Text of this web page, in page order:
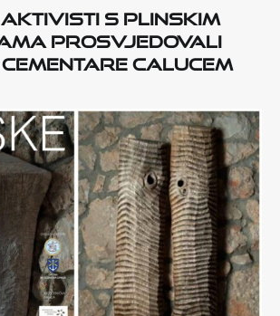
s plinskim
prosvjedovali
Calucem